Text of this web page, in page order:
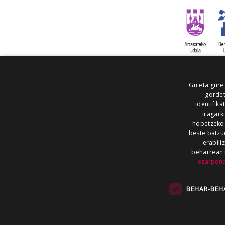
ALEA
NOAUA
Gu eta
hobetzeko.
beste
beharrean
BEHAR-